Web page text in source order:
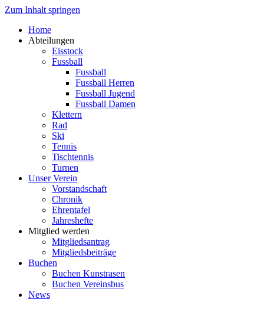
Zum Inhalt springen
Home
Abteilungen
Eisstock
Fussball
Fussball
Fussball Herren
Fussball Jugend
Fussball Damen
Klettern
Rad
Ski
Tennis
Tischtennis
Turnen
Unser Verein
Vorstandschaft
Chronik
Ehrentafel
Jahreshefte
Mitglied werden
Mitgliedsantrag
Mitgliedsbeiträge
Buchen
Buchen Kunstrasen
Buchen Vereinsbus
News